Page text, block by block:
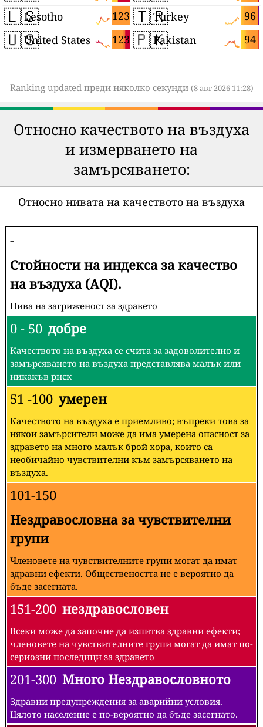
🇱🇸
123
Lesotho
🇺🇸 123
United States
🇹🇷
96
Turkey
🇵🇰 94
Pakistan
Ranking updated преди няколко секунди (8 авг 2026 11:28)
Относно качеството на въздуха
и измерването на
замърсяването:
Относно нивата на качеството на въздуха
-
Стойности на индекса за качество
на въздуха (AQI).
Нива на загриженост за здравето
0 - 50 добре
Качеството на въздуха се счита за задоволително и
замърсяването на въздуха представлява малък или
никакъв риск
51 -100 умерен
Качеството на въздуха е приемливо; въпреки това за
някои замърсители може да има умерена опасност за
здравето на много малък брой хора, които са
необичайно чувствителни към замърсяването на
въздуха.
101-150
Нездравословна за чувствителни
групи
Членовете на чувствителните групи могат да имат
здравни ефекти. Обществеността не е вероятно да
бъде засегната.
151-200 нездравословен
Всеки може да започне да изпитва здравни ефекти;
членовете на чувствителните групи могат да имат по-
сериозни последици за здравето
201-300 Много Нездравословното
Здравни предупреждения за аварийни условия.
Цялото население е по-вероятно да бъде засегнато.